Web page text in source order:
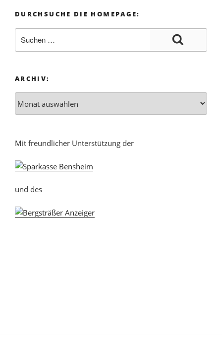
DURCHSUCHE DIE HOMEPAGE:
ARCHIV:
Mit freundlicher Unterstützung der
und des